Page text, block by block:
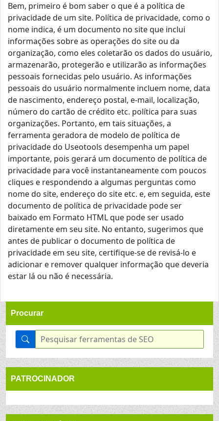
Bem, primeiro é bom saber o que é a política de
privacidade de um site. Política de privacidade, como o
nome indica, é um documento no site que inclui
informações sobre as operações do site ou da
organização, como eles coletarão os dados do usuário,
armazenarão, protegerão e utilizarão as informações
pessoais fornecidas pelo usuário. As informações
pessoais do usuário normalmente incluem nome, data
de nascimento, endereço postal, e-mail, localização,
número do cartão de crédito etc. política para suas
organizações. Portanto, em tais situações, a
ferramenta geradora de modelo de política de
privacidade do Useotools desempenha um papel
importante, pois gerará um documento de política de
privacidade para você instantaneamente com poucos
cliques e respondendo a algumas perguntas como
nome do site, endereço do site etc. e, em seguida, este
documento de política de privacidade pode ser
baixado em Formato HTML que pode ser usado
diretamente em seu site. No entanto, sugerimos que
antes de publicar o documento de política de
privacidade em seu site, certifique-se de revisá-lo e
adicionar e remover qualquer informação que deveria
estar lá ou não é necessária.
Procurar
PATROCINADOR